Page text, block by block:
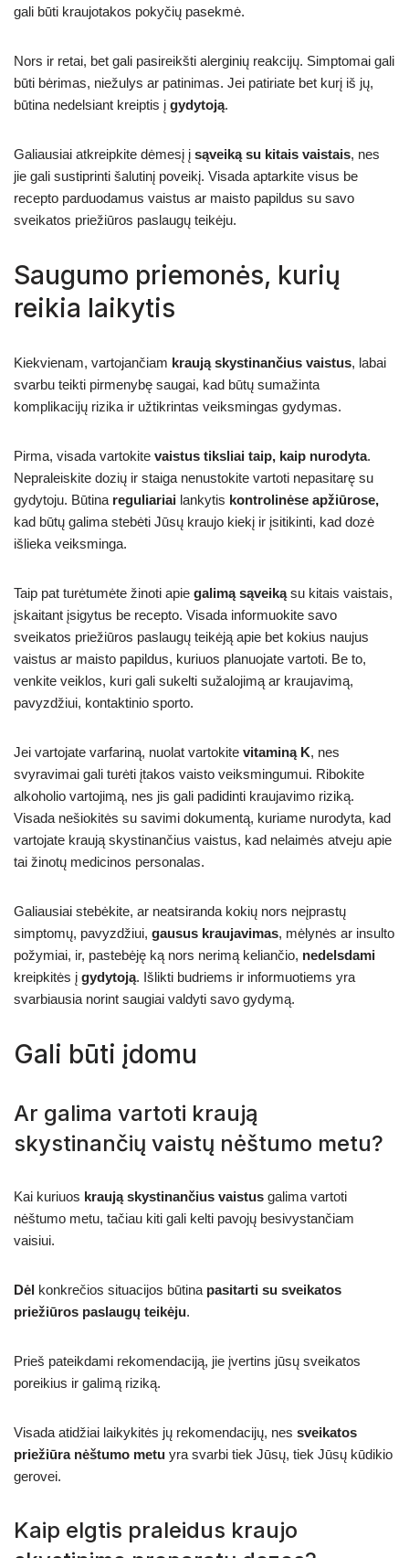
gali būti kraujotakos pokyčių pasekmė.
Nors ir retai, bet gali pasireikšti alerginių reakcijų. Simptomai gali
būti bėrimas, niežulys ar patinimas. Jei patiriate bet kurį iš jų,
būtina nedelsiant kreiptis į gydytoją.
Galiausiai atkreipkite dėmesį į sąveiką su kitais vaistais, nes
jie gali sustiprinti šalutinį poveikį. Visada aptarkite visus be
recepto parduodamus vaistus ar maisto papildus su savo
sveikatos priežiūros paslaugų teikėju.
Saugumo priemonės, kurių
reikia laikytis
Kiekvienam, vartojančiam kraują skystinančius vaistus, labai
svarbu teikti pirmenybę saugai, kad būtų sumažinta
komplikacijų rizika ir užtikrintas veiksmingas gydymas.
Pirma, visada vartokite vaistus tiksliai taip, kaip nurodyta.
Nepraleiskite dozių ir staiga nenustokite vartoti nepasitarę su
gydytoju. Būtina reguliariai lankytis kontrolinėse apžiūrose,
kad būtų galima stebėti Jūsų kraujo kiekį ir įsitikinti, kad dozė
išlieka veiksminga.
Taip pat turėtumėte žinoti apie galimą sąveikąsu kitais vaistais,
įskaitant įsigytus be recepto. Visada informuokite savo
sveikatos priežiūros paslaugų teikėją apie bet kokius naujus
vaistus ar maisto papildus, kuriuos planuojate vartoti. Be to,
venkite veiklos, kuri gali sukelti sužalojimą ar kraujavimą,
pavyzdžiui, kontaktinio sporto.
Jei vartojate varfariną, nuolat vartokite vitaminą K, nes
svyravimai gali turėti įtakos vaisto veiksmingumui. Ribokite
alkoholio vartojimą, nes jis gali padidinti kraujavimo riziką.
Visada nešiokitės su savimi dokumentą, kuriame nurodyta, kad
vartojate kraują skystinančius vaistus, kad nelaimės atveju apie
tai žinotų medicinos personalas.
Galiausiai stebėkite, ar neatsiranda kokių nors neįprastų
simptomų, pavyzdžiui, gausus kraujavimas, mėlynės ar insulto
požymiai, ir, pastebėję ką nors nerimą keliančio, nedelsdami
kreipkitės į gydytoją. Išlikti budriems ir informuotiems yra
svarbiausia norint saugiai valdyti savo gydymą.
Gali būti įdomu
Ar galima vartoti kraują
skystinančių vaistų nėštumo metu?
Kai kuriuos kraują skystinančius vaistus galima vartoti
nėštumo metu, tačiau kiti gali kelti pavojų besivystančiam
vaisiui.
Dėl konkrečios situacijos būtina pasitarti su sveikatos
priežiūros paslaugų teikėju.
Prieš pateikdami rekomendaciją, jie įvertins jūsų sveikatos
poreikius ir galimą riziką.
Visada atidžiai laikykitės jų rekomendacijų, nes sveikatos
priežiūra nėštumo metu yra svarbi tiek Jūsų, tiek Jūsų kūdikio
gerovei.
Kaip elgtis praleidus kraujo